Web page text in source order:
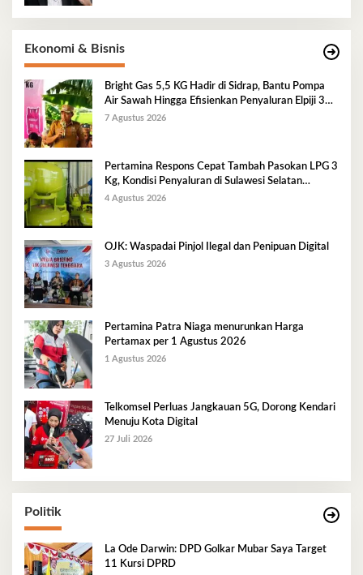
Ekonomi & Bisnis
Bright Gas 5,5 KG Hadir di Sidrap, Bantu Pompa
Air Sawah Hingga Efisienkan Penyaluran Elpiji 3
Kg
7 Agustus 2026
Pertamina Respons Cepat Tambah Pasokan LPG 3
Kg, Kondisi Penyaluran di Sulawesi Selatan
Berlangsung Kondusif
4 Agustus 2026
OJK: Waspadai Pinjol Ilegal dan Penipuan Digital
3 Agustus 2026
Pertamina Patra Niaga menurunkan Harga
Pertamax per 1 Agustus 2026
1 Agustus 2026
Telkomsel Perluas Jangkauan 5G, Dorong Kendari
Menuju Kota Digital
27 Juli 2026
Politik
La Ode Darwin: DPD Golkar Mubar Saya Target
11 Kursi DPRD